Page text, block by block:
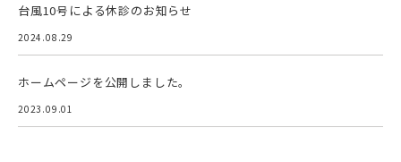
台風10号による休診のお知らせ
2024.08.29
ホームページを公開しました。
2023.09.01